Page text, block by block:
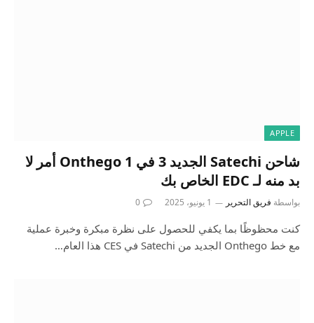
APPLE
شاحن Satechi الجديد 3 في 1 Onthego أمر لا
بد منه لـ EDC الخاص بك
بواسطة فريق التحرير 1 يونيو، 2025 0
كنت محظوظًا بما يكفي للحصول على نظرة مبكرة وخبرة عملية
مع خط Onthego الجديد من Satechi في CES هذا العام…